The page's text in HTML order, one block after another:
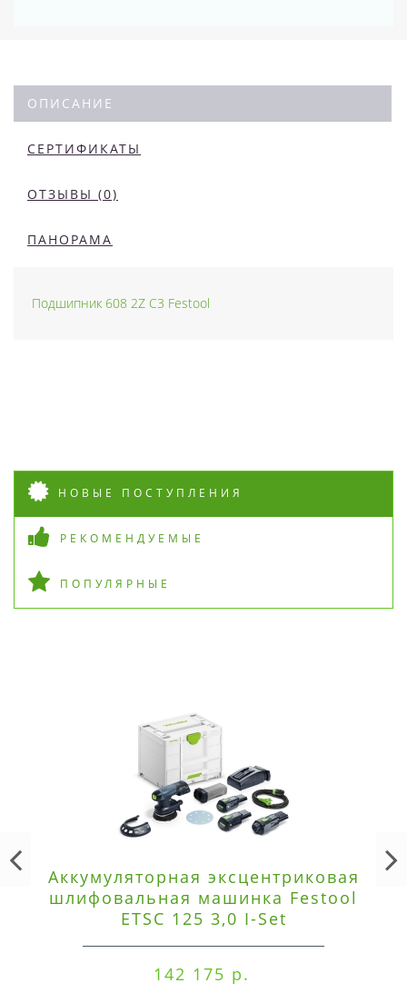
ОПИСАНИЕ
СЕРТИФИКАТЫ
ОТЗЫВЫ (0)
ПАНОРАМА
Подшипник 608 2Z C3 Festool
НОВЫЕ ПОСТУПЛЕНИЯ
РЕКОМЕНДУЕМЫЕ
ПОПУЛЯРНЫЕ
Аккумуляторная эксцентриковая
шлифовальная машинка Festool
ETSC 125 3,0 I-Set
142 175 р.